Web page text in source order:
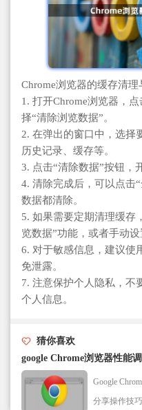
Chrome浏览器的缓存清理
1. 打开Chrome浏览器，
择“清除浏览数据”。
2. 在弹出的窗口中，选择
历史记录、缓存等。
3. 点击“清除数据”按钮，
4. 清除完成后，可以点击
数据都清除。
5. 如果需要定期清理缓存
览数据”功能，或者手动设
6. 对于敏感信息，建议使
免泄露。
7. 注意保护个人隐私，不
个人信息。
猜你喜欢
google Chrome浏览器性能
Google
分享操作技